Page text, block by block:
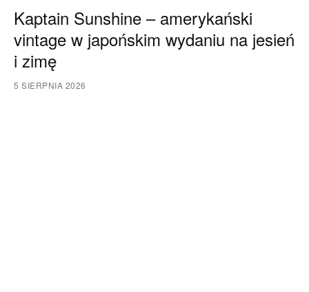
Kaptain Sunshine – amerykański
vintage w japońskim wydaniu na jesień
i zimę
5 SIERPNIA 2026